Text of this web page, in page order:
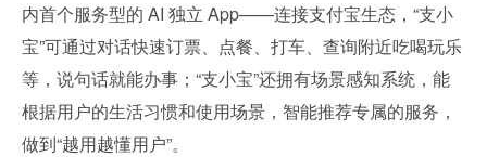
内首个服务型的 AI 独立 App——连接支付宝生态，“支小
宝”可通过对话快速订票、点餐、打车、查询附近吃喝玩乐
等，说句话就能办事；“支小宝”还拥有场景感知系统，能
根据用户的生活习惯和使用场景，智能推荐专属的服务，
做到“越用越懂用户”。